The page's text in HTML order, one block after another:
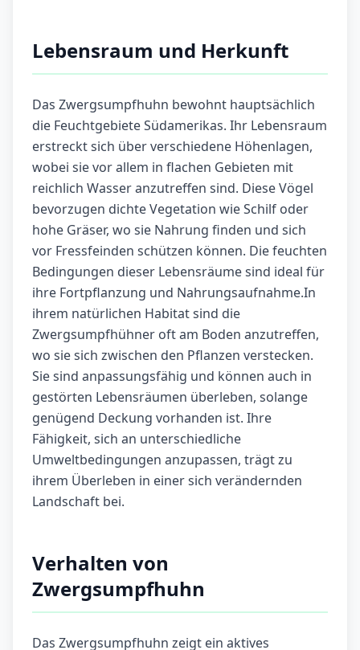
Lebensraum und Herkunft
Das Zwergsumpfhuhn bewohnt hauptsächlich
die Feuchtgebiete Südamerikas. Ihr Lebensraum
erstreckt sich über verschiedene Höhenlagen,
wobei sie vor allem in flachen Gebieten mit
reichlich Wasser anzutreffen sind. Diese Vögel
bevorzugen dichte Vegetation wie Schilf oder
hohe Gräser, wo sie Nahrung finden und sich
vor Fressfeinden schützen können. Die feuchten
Bedingungen dieser Lebensräume sind ideal für
ihre Fortpflanzung und Nahrungsaufnahme.In
ihrem natürlichen Habitat sind die
Zwergsumpfhühner oft am Boden anzutreffen,
wo sie sich zwischen den Pflanzen verstecken.
Sie sind anpassungsfähig und können auch in
gestörten Lebensräumen überleben, solange
genügend Deckung vorhanden ist. Ihre
Fähigkeit, sich an unterschiedliche
Umweltbedingungen anzupassen, trägt zu
ihrem Überleben in einer sich verändernden
Landschaft bei.
Verhalten von
Zwergsumpfhuhn
Das Zwergsumpfhuhn zeigt ein aktives